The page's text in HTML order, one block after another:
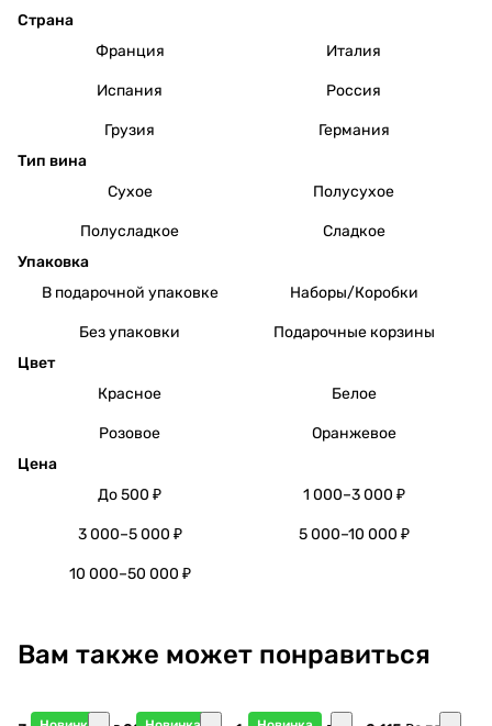
Страна
Франция
Италия
Испания Россия
Грузия
Германия
Тип вина
Сухое
Полусухое
Полусладкое
Сладкое
Упаковка
В подарочной упаковке
Наборы/Коробки
Без упаковки
Подарочные корзины
Цвет
Красное
Белое
Розовое
Оранжевое
Цена
До 500 ₽
1 000–3 000 ₽
3 000–5 000 ₽ 5 000–10 000 ₽
10 000–50 000 ₽
Вам также может понравиться